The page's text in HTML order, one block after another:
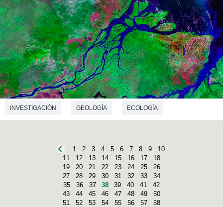
INVESTIGACIÓN GEOLOGÍA ECOLOGÍA
1 2 3 4 5 6 7 8 9
10
11
12 13 14 15 16 17
18
19
20 21 22 23 24 25
26
27
28 29 30 31 32 33
34
35
36 37 38 39 40 41
42
43
44 45 46 47 48 49
50
51
52 53 54 55 56 57
58